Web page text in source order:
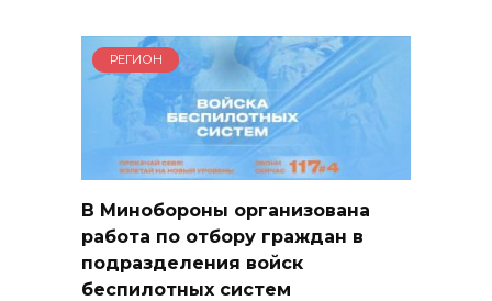
РЕГИОН
В Минобороны организована
работа по отбору граждан в
подразделения войск
беспилотных систем